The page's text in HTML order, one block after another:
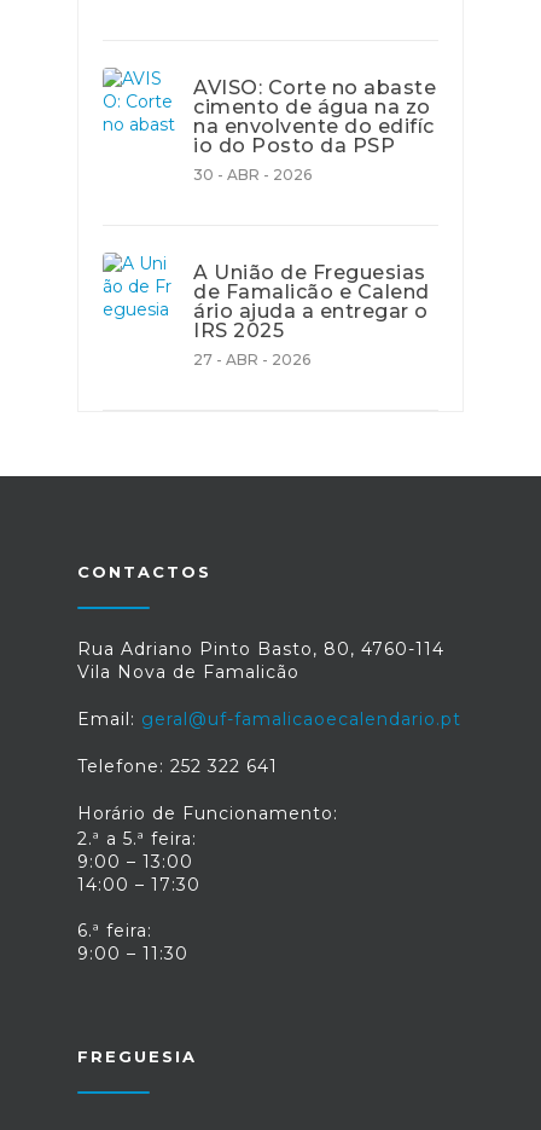
AVISO: Corte no abaste
cimento de água na zo
na envolvente do edifíc
io do Posto da PSP
30 - ABR - 2026
A União de Freguesias
de Famalicão e Calend
ário ajuda a entregar o
IRS 2025
27 - ABR - 2026
CONTACTOS
Rua Adriano Pinto Basto, 80, 4760-114
Vila Nova de Famalicão
Email: geral@uf-famalicaoecalendario.pt
Telefone: 252 322 641
Horário de Funcionamento:
2.ª a 5.ª feira:
9:00 – 13:00
14:00 – 17:30
6.ª feira:
9:00 – 11:30
FREGUESIA